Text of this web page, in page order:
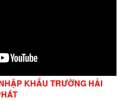
KHẨU TRƯỜNG HẢI